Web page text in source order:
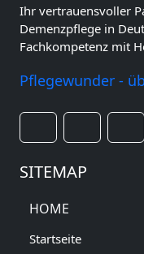
Ihr vertrauensvoller
Demenzpflege in
Fachkompetenz mit
Pflegewunder -
SITEMAP
HOME
Startseite